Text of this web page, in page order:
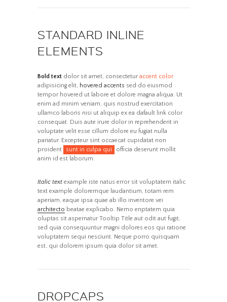
STANDARD INLINE
ELEMENTS
Bold text dolor sit amet, consecteturaccent color
adipisicing elit, hovered accents sed do eiusmod
tempor hovered ut labore et dolore magna aliqua. Ut
enim ad minim veniam, quis nostrud exercitation
ullamco laboris nisi ut aliquip ex ea dafault link color
consequat. Duis aute irure dolor in reprehenderit in
voluptate velit esse cillum dolore eu fugiat nulla
pariatur. Excepteur sint occaecat cupidatat non
proident
sunt in culpa qui
officia deserunt mollit
anim id est laborum.
Italic text example iste natus error sit voluptatem italic
text example doloremque laudantium, totam rem
aperiam, eaque ipsa quae ab illo inventore vei
architecto beatae explicabo. Nemo enptatem quia
oluptas sit aspernatur Tooltip Title aut odit aut fugit,
sed quia consequuntur magni dolores eos qui ratione
voluptatem sequi nesciunt. Neque porro quisquam
est, qui dolorem ipsum quia dolor sit amet.
DROPCAPS